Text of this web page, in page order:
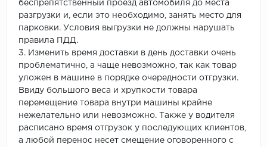
беспрепятственный проезд автомобиля до места
разгрузки и, если это необходимо, занять место для
парковки. Условия выгрузки не должны нарушать
правила ПДД.
3. Изменить время доставки в день доставки очень
проблематично, а чаще невозможно, так как товар
уложен в машине в порядке очередности отгрузки.
Ввиду большого веса и хрупкости товара
перемещение товара внутри машины крайне
нежелательно или невозможно. Также у водителя
расписано время отгрузок у последующих клиентов,
а любой перенос несет смещение оговоренного с